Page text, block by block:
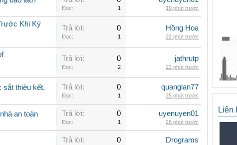
Đọc: 1 19 phút trước
Khi Ký
Trả lời: 0
Đọc: 1
Hồng Hoa
22 phút trước
Trả lời: 0
Đọc: 2
jathrutp
22 phút trước
sắt thiêu kết. Trả lời: 0
Đọc: 1
quanglan77
25 phút trước
an toàn Trả lời: 0
Đọc: 1
uyenuyen01
26 phút trước
Trả lời: 0 Drograms
Liên